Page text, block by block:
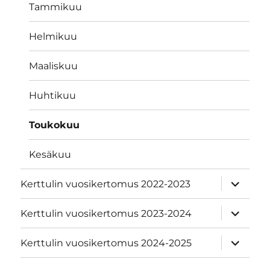
Tammikuu
Helmikuu
Maaliskuu
Huhtikuu
Toukokuu
Kesäkuu
Kerttulin vuosikertomus 2022-2023
näytä
Kerttulin vuosikertomus 2023-2024
näytä
Kerttulin vuosikertomus 2024-2025
näytä